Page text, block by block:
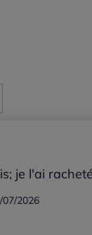
je l'ai
2026